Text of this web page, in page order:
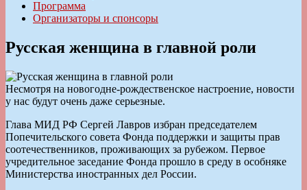
Программа
Организаторы и спонсоры
Русская женщина в главной роли
Несмотря на новогодне-рождественское настроение, новости
у нас будут очень даже серьезные.
Глава МИД РФ Сергей Лавров избран председателем
Попечительского совета Фонда поддержки и защиты прав
соотечественников, проживающих за рубежом. Первое
учредительное заседание Фонда прошло в среду в особняке
Министерства иностранных дел России.